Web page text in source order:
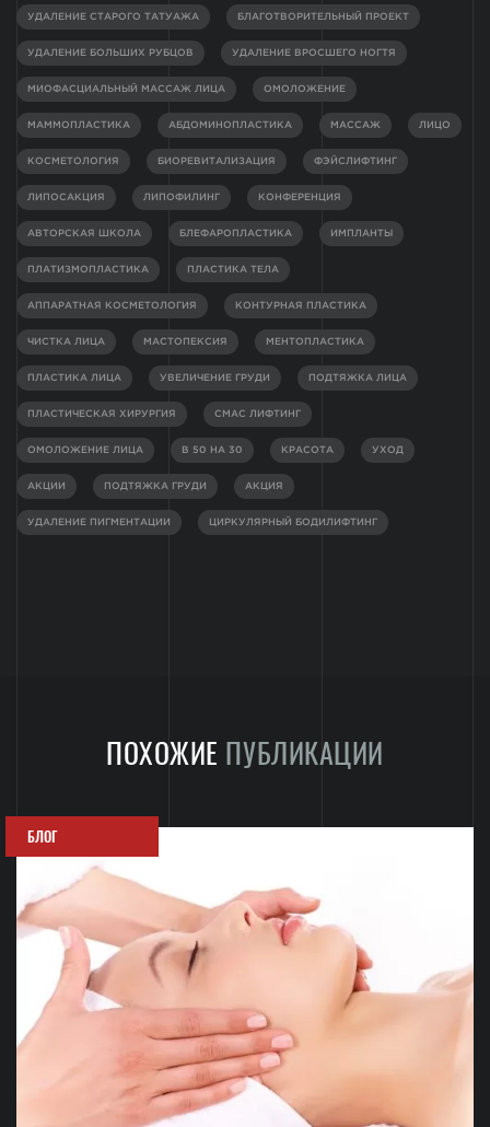
УДАЛЕНИЕ СТАРОГО ТАТУАЖА БЛАГОТВОРИТЕЛЬНЫЙ ПРОЕКТ
УДАЛЕНИЕ БОЛЬШИХ РУБЦОВ УДАЛЕНИЕ ВРОСШЕГО НОГТЯ
МИОФАСЦИАЛЬНЫЙ МАССАЖ ЛИЦА ОМОЛОЖЕНИЕ
МАММОПЛАСТИКА АБДОМИНОПЛАСТИКА МАССАЖ ЛИЦО
КОСМЕТОЛОГИЯ БИОРЕВИТАЛИЗАЦИЯ ФЭЙСЛИФТИНГ
ЛИПОСАКЦИЯ ЛИПОФИЛИНГ КОНФЕРЕНЦИЯ
АВТОРСКАЯ ШКОЛА БЛЕФАРОПЛАСТИКА ИМПЛАНТЫ
ПЛАТИЗМОПЛАСТИКА ПЛАСТИКА ТЕЛА
АППАРАТНАЯ КОСМЕТОЛОГИЯ КОНТУРНАЯ ПЛАСТИКА
ЧИСТКА ЛИЦА МАСТОПЕКСИЯ МЕНТОПЛАСТИКА
ПЛАСТИКА ЛИЦА УВЕЛИЧЕНИЕ ГРУДИ ПОДТЯЖКА ЛИЦА
ПЛАСТИЧЕСКАЯ ХИРУРГИЯ СМАС ЛИФТИНГ
ОМОЛОЖЕНИЕ ЛИЦА В 50 НА 30 КРАСОТА УХОД
АКЦИИ ПОДТЯЖКА ГРУДИ АКЦИЯ
УДАЛЕНИЕ ПИГМЕНТАЦИИ ЦИРКУЛЯРНЫЙ БОДИЛИФТИНГ
ПОХОЖИЕ ПУБЛИКАЦИИ
БЛОГ